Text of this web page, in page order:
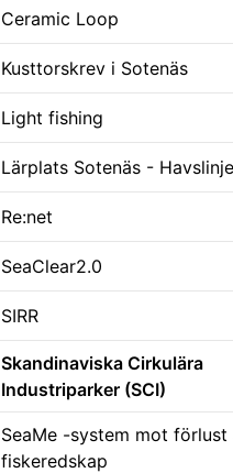
Ceramic Loop
Kusttorskrev i Sotenäs
Light fishing
Lärplats Sotenäs -
Re:net
SeaClear2.0
SIRR
Skandinaviska Cirkulära
Industriparker (SCI)
SeaMe -system mot förlust
fiskeredskap